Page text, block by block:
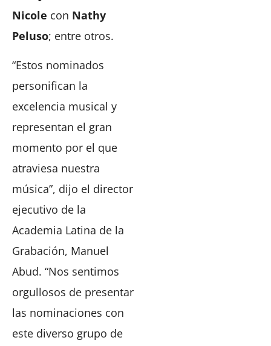
Nicole con Nathy
Peluso; entre otros.
“Estos nominados
personifican la
excelencia musical y
representan el gran
momento por el que
atraviesa nuestra
música”, dijo el director
ejecutivo de la
Academia Latina de la
Grabación, Manuel
Abud. “Nos sentimos
orgullosos de presentar
las nominaciones con
este diverso grupo de